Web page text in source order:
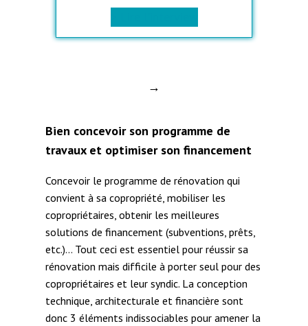
→
Bien concevoir son programme de
travaux et optimiser son financement
Concevoir le programme de rénovation qui
convient à sa copropriété, mobiliser les
copropriétaires, obtenir les meilleures
solutions de financement (subventions, prêts,
etc.)… Tout ceci est essentiel pour réussir sa
rénovation mais difficile à porter seul pour des
copropriétaires et leur syndic. La conception
technique, architecturale et financière sont
donc 3 éléments indissociables pour amener la